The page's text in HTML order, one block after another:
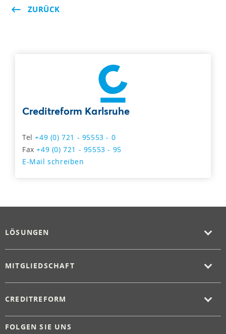
ZURÜCK
Creditreform Karlsruhe
Tel+49 (0) 721 - 95553 - 0
Fax+49 (0) 721 - 95553 - 95
E-Mail schreiben
LÖSUNGEN
MITGLIEDSCHAFT
CREDITREFORM
FOLGEN SIE UNS